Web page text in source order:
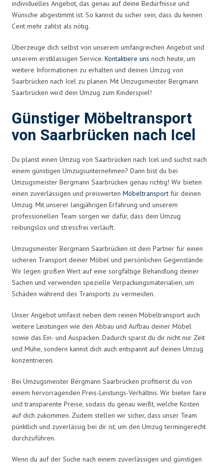
individuelles Angebot, das genau auf deine Bedürfnisse und
Wünsche abgestimmt ist. So kannst du sicher sein, dass du keinen
Cent mehr zahlst als nötig.
Überzeuge dich selbst von unserem umfangreichen Angebot und
unserem erstklassigen Service. Kontaktiere uns noch heute, um
weitere Informationen zu erhalten und deinen Umzug von
Saarbrücken nach Icel zu planen. Mit Umzugsmeister Bergmann
Saarbrücken wird dein Umzug zum Kinderspiel!
Günstiger Möbeltransport
von Saarbrücken nach Icel
Du planst einen Umzug von Saarbrücken nach Icel und suchst nach
einem günstigen Umzugsunternehmen? Dann bist du bei
Umzugsmeister Bergmann Saarbrücken genau richtig! Wir bieten
einen zuverlässigen und preiswerten Möbeltransport für deinen
Umzug. Mit unserer langjährigen Erfahrung und unserem
professionellen Team sorgen wir dafür, dass dein Umzug
reibungslos und stressfrei verläuft.
Umzugsmeister Bergmann Saarbrücken ist dein Partner für einen
sicheren Transport deiner Möbel und persönlichen Gegenstände.
Wir legen großen Wert auf eine sorgfältige Behandlung deiner
Sachen und verwenden spezielle Verpackungsmaterialien, um
Schäden während des Transports zu vermeiden.
Unser Angebot umfasst neben dem reinen Möbeltransport auch
weitere Leistungen wie den Abbau und Aufbau deiner Möbel
sowie das Ein- und Auspacken. Dadurch sparst du dir nicht nur Zeit
und Mühe, sondern kannst dich auch entspannt auf deinen Umzug
konzentrieren.
Bei Umzugsmeister Bergmann Saarbrücken profitierst du von
einem hervorragenden Preis-Leistungs-Verhältnis. Wir bieten faire
und transparente Preise, sodass du genau weißt, welche Kosten
auf dich zukommen. Zudem stellen wir sicher, dass unser Team
pünktlich und zuverlässig bei dir ist, um den Umzug termingerecht
durchzuführen.
Wenn du auf der Suche nach einem zuverlässigen und günstigen